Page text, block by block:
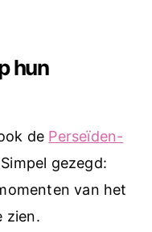
hun
de Perseïden-
gezegd:
van het
zien.